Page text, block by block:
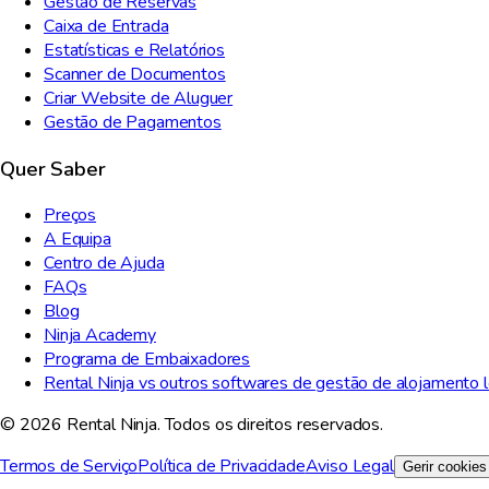
Caixa de Entrada
Estatísticas e Relatórios
Scanner de Documentos
Criar Website de Aluguer
Gestão de Pagamentos
Quer Saber
Preços
A Equipa
Centro de Ajuda
FAQs
Blog
Ninja Academy
Programa de Embaixadores
Rental Ninja vs outros softwares de gestão de alojamento
© 2026 Rental Ninja. Todos os direitos reservados.
Termos de ServiçoPolítica de PrivacidadeAviso Legal Gerir cookies